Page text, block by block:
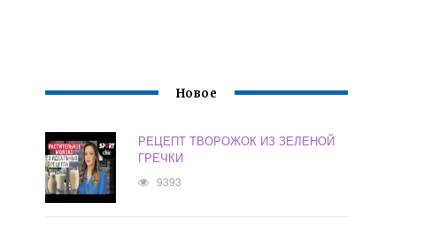
Новое
РЕЦЕПТ ТВОРОЖОК ИЗ ЗЕЛЕНОЙ
ГРЕЧКИ
9393